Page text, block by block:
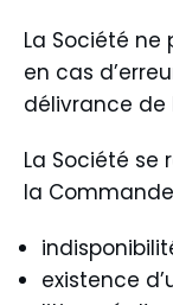
La Société
en cas
délivrance
La Société se
la
existence